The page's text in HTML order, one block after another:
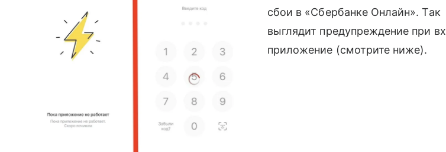
сбои в «Сбербанке Онлайн». Так
выглядит предупреждение при
приложение (смотрите ниже).